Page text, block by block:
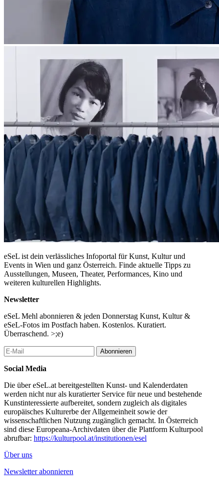
eSeL ist dein verlässliches Infoportal für Kunst, Kultur und
Events in Wien und ganz Österreich. Finde aktuelle Tipps zu
Ausstellungen, Museen, Theater, Performances, Kino und
weiteren kulturellen Highlights.
Newsletter
eSeL Mehl abonnieren & jeden Donnerstag Kunst, Kultur &
eSeL-Fotos im Postfach haben. Kostenlos. Kuratiert.
Überraschend. >;e)
Abonnieren
Social Media
Die über eSeL.at bereitgestellten Kunst- und Kalenderdaten
werden nicht nur als kuratierter Service für neue und bestehende
Kunstinteressierte aufbereitet, sondern zugleich als digitales
europäisches Kulturerbe der Allgemeinheit sowie der
wissenschaftlichen Nutzung zugänglich gemacht. In Österreich
sind diese Europeana-Archivdaten über die Plattform Kulturpool
abrufbar: https://kulturpool.at/institutionen/esel
Über uns
Newsletter abonnieren